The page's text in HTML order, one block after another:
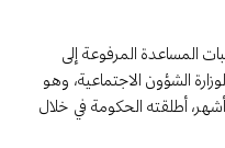
المساعدة المرفوعة إلى
الشؤون الاجتماعية، وهو
أطلقته الحكومة في خلال